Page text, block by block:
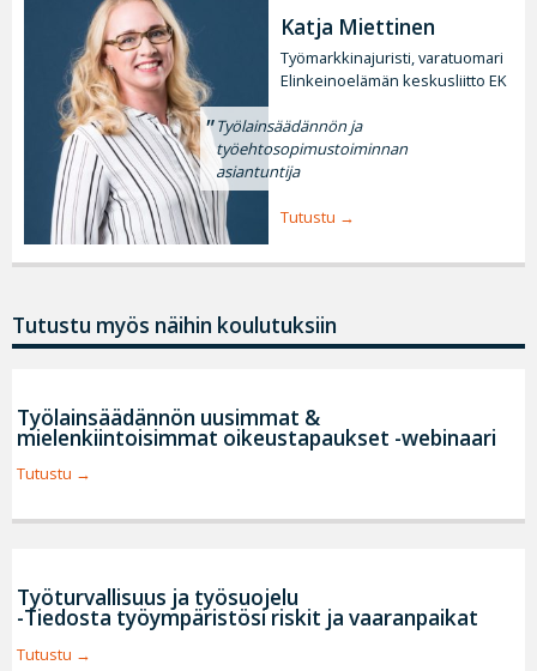
Katja Miettinen
Työmarkkinajuristi, varatuomari
Elinkeinoelämän keskusliitto EK
Työlainsäädännön ja
työehtosopimustoiminnan
asiantuntija
Tutustu
Tutustu myös näihin koulutuksiin
Työlainsäädännön uusimmat &
mielenkiintoisimmat oikeustapaukset -webinaari
Tutustu
Työturvallisuus ja työsuojelu
-Tiedosta työympäristösi riskit ja vaaranpaikat
Tutustu